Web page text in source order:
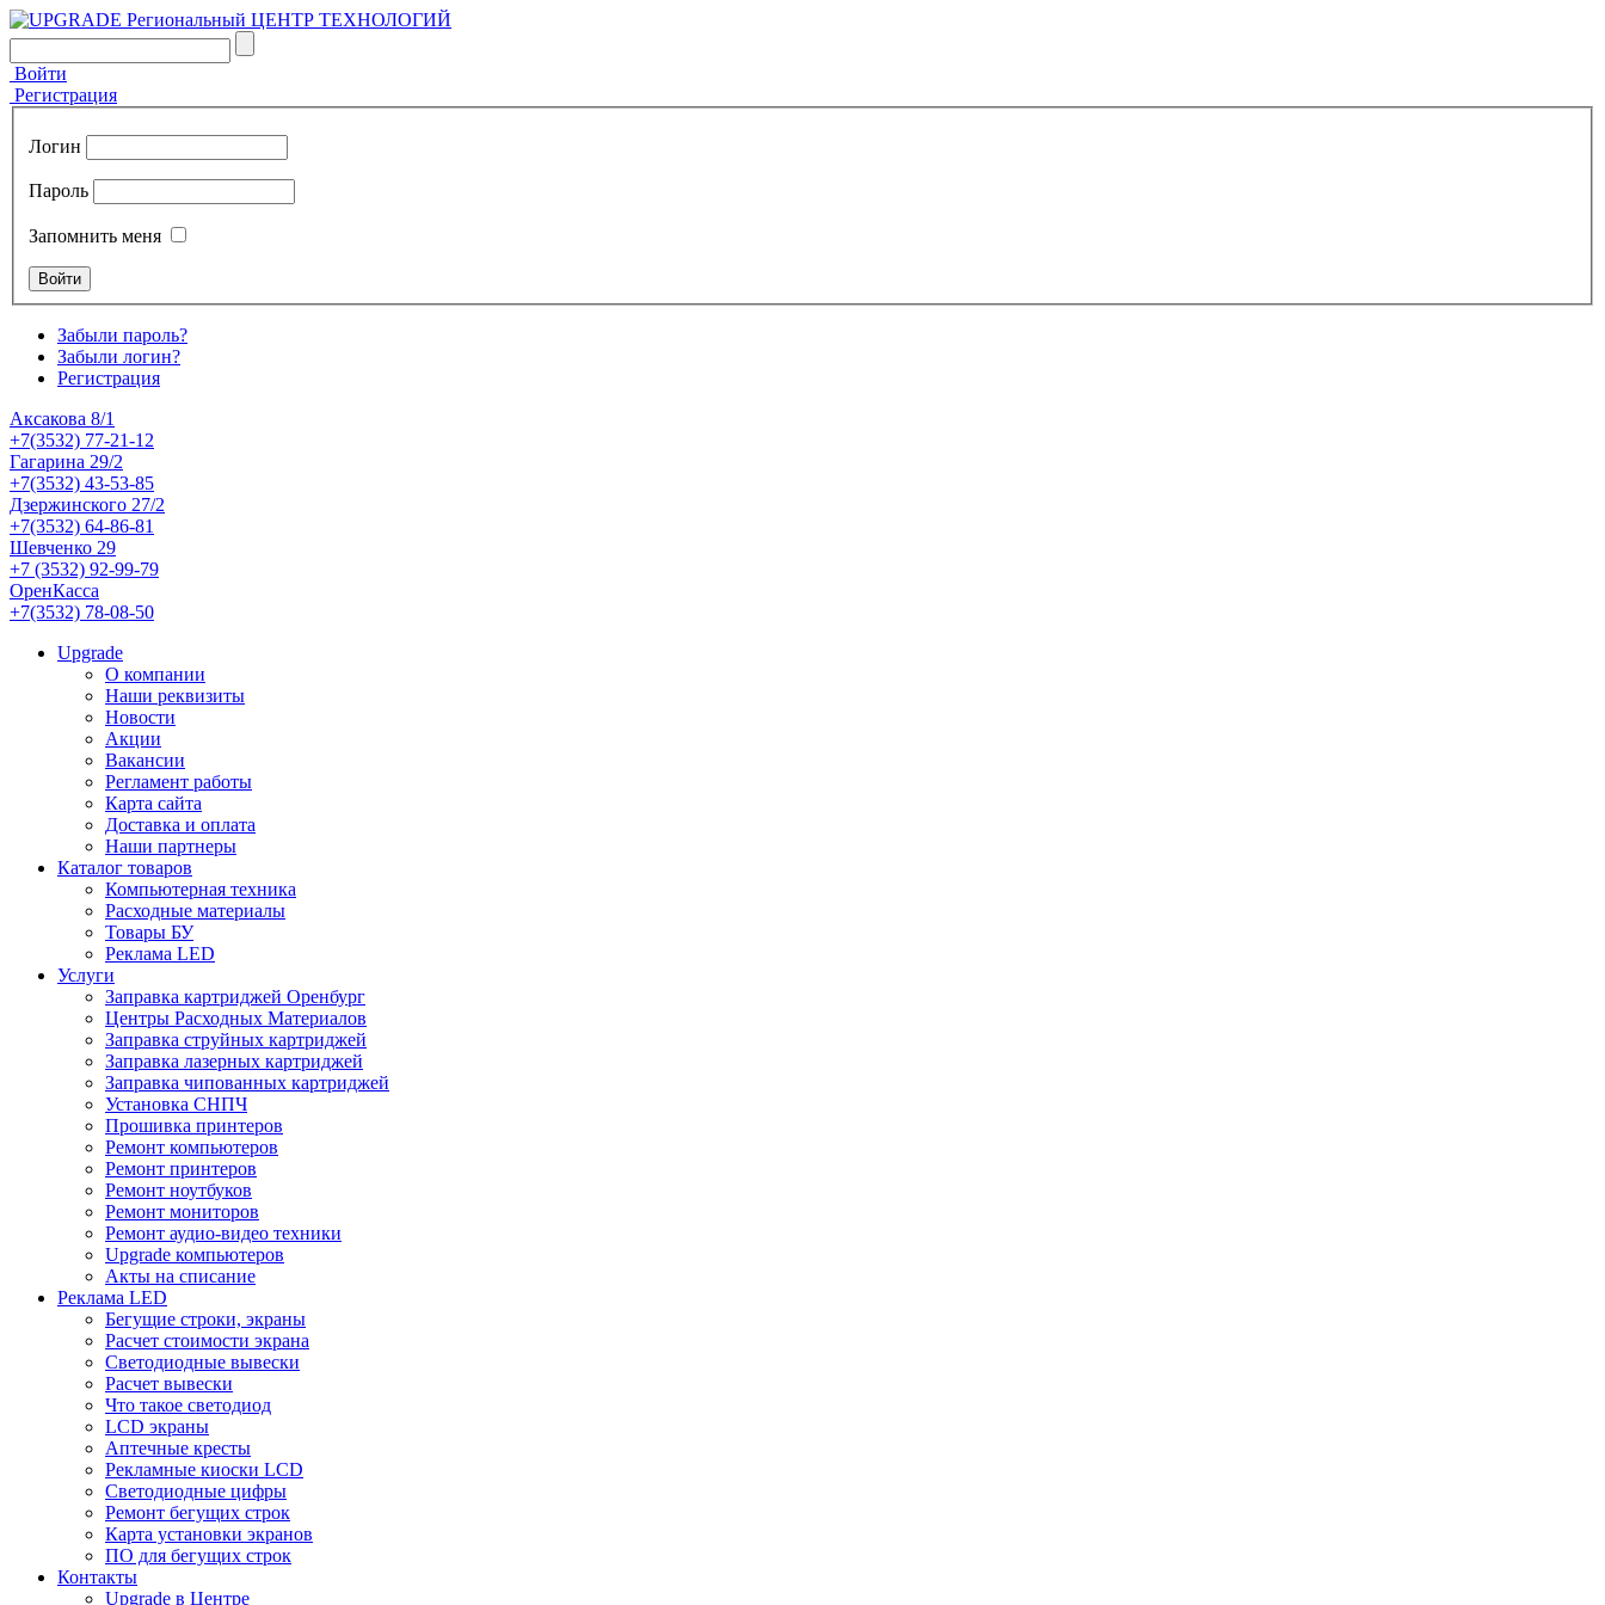
Войти
Регистрация
Логин
Пароль
Запомнить меня
Забыли пароль?
Забыли логин?
Регистрация
Аксакова 8/1
+7(3532) 77-21-12
Гагарина 29/2
+7(3532) 43-53-85
Дзержинского 27/2
+7(3532) 64-86-81
Шевченко 29
+7 (3532) 92-99-79
ОренКасса
+7(3532) 78-08-50
Upgrade
О компании
Наши реквизиты
Новости
Акции
Вакансии
Регламент работы
Карта сайта
Доставка и оплата
Наши партнеры
Каталог товаров
Компьютерная техника
Расходные материалы
Товары БУ
Реклама LED
Услуги
Заправка картриджей Оренбург
Центры Расходных Материалов
Заправка струйных картриджей
Заправка лазерных картриджей
Заправка чипованных картриджей
Установка СНПЧ
Прошивка принтеров
Ремонт компьютеров
Ремонт принтеров
Ремонт ноутбуков
Ремонт мониторов
Ремонт аудио-видео техники
Upgrade компьютеров
Акты на списание
Реклама LED
Бегущие строки, экраны
Расчет стоимости экрана
Светодиодные вывески
Расчет вывески
Что такое светодиод
LCD экраны
Аптечные кресты
Рекламные киоски LCD
Светодиодные цифры
Ремонт бегущих строк
Карта установки экранов
ПО для бегущих строк
Контакты
Upgrade в Центре